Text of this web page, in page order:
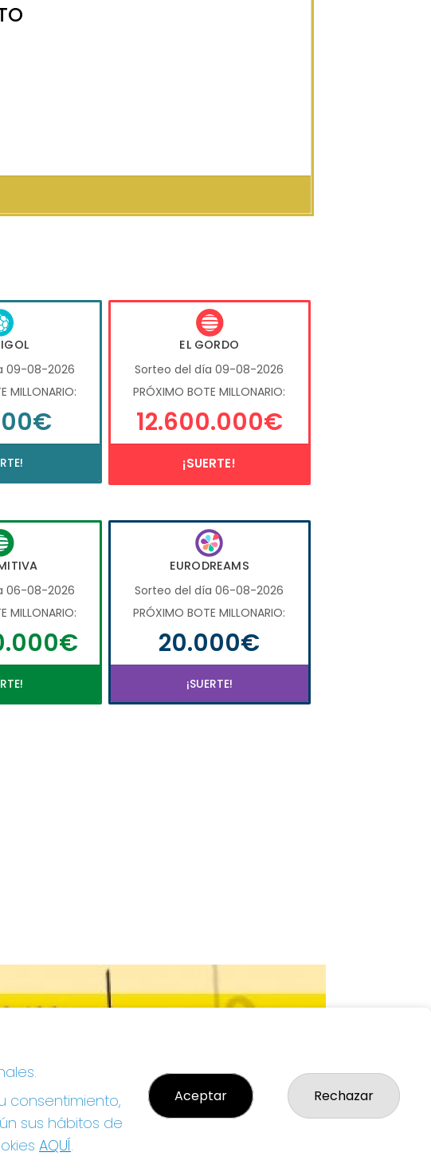
09-08-2026
MILLONARIO:
EL GORDO
Sorteo del día 09-08-2026
PRÓXIMO BOTE MILLONARIO:
12.600.000€
¡SUERTE!
06-08-2026
MILLONARIO:
EURODREAMS
Sorteo del día 06-08-2026
PRÓXIMO BOTE MILLONARIO:
20.000€
¡SUERTE!
consentimiento,
sus hábitos de
AQUÍ.
Aceptar Rechazar